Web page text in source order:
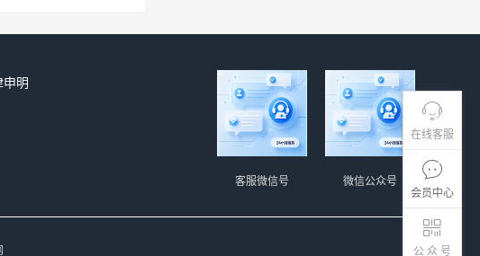
在线客服
会员中心
公 众 号
申明
微信公众号
客服微信号